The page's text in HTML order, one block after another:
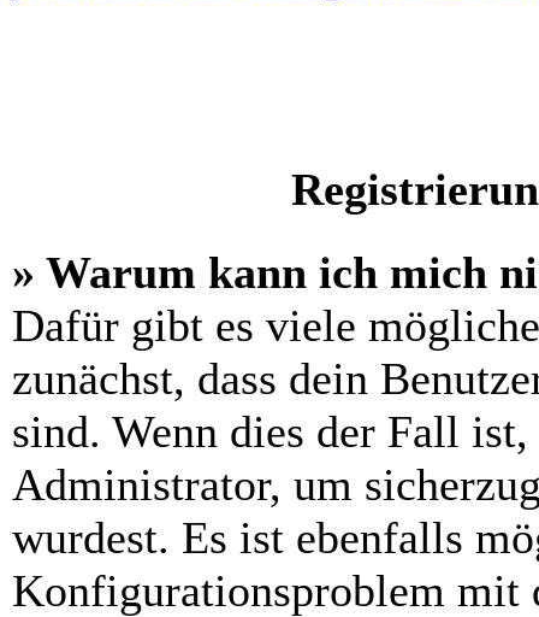
» Warum kann ich mich
Dafür gibt es viele
zunächst, dass dein
sind. Wenn dies der Fall
Administrator, um
wurdest. Es ist ebenfalls
Konfigurationsproblem mit